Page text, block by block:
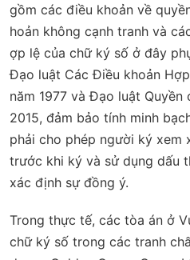
gồm các điều khoản về
hoản không cạnh tranh và
ợp lệ của chữ ký số ở đây
Đạo luật Các Điều khoản
năm 1977 và Đạo luật
2015, đảm bảo tính minh
phải cho phép người ký xem
trước khi ký và sử dụng dấu
xác định sự đồng ý.
Trong thực tế, các tòa án ở
chữ ký số trong các tranh